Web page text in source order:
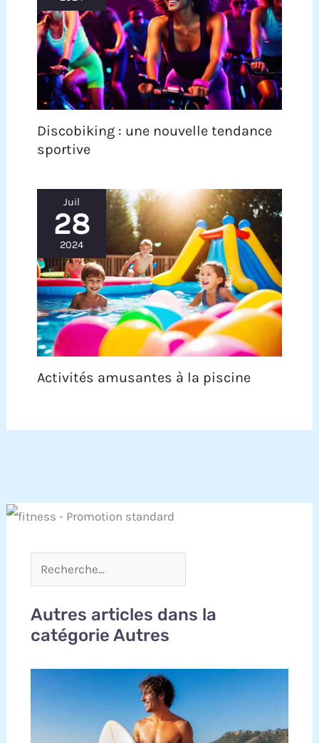
Discobiking : une nouvelle tendance
sportive
Juil
28
2024
Activités amusantes à la piscine
Autres articles dans la
catégorie Autres